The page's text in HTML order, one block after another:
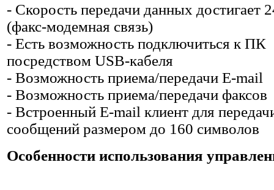
- Скорость передачи данных достигает
(факс-модемная связь)
- Есть возможность подключиться к ПК
посредством USB-кабеля
- Возможность приема/передачи E-mail
- Возможность приема/передачи факсов
- Встроенный E-mail клиент для
сообщений размером до 160 символов
Особенности использования